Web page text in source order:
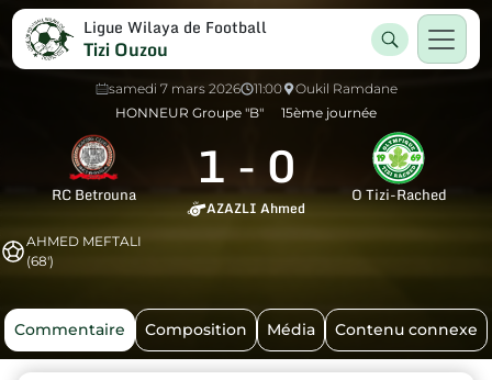
Ligue Wilaya de Football
Tizi Ouzou
samedi 7 mars 2026 11:00
Oukil Ramdane
HONNEUR Groupe "B"
15ème journée
RC Betrouna 1 - 0
AZAZLI Ahmed
O Tizi-Rached
AHMED MEFTALI
(68')
Commentaire Composition Média Contenu connexe